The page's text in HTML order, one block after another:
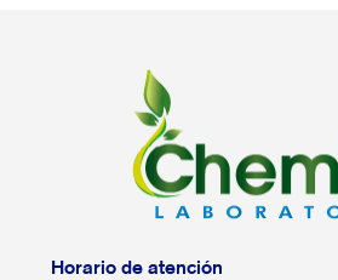
Horario de atención